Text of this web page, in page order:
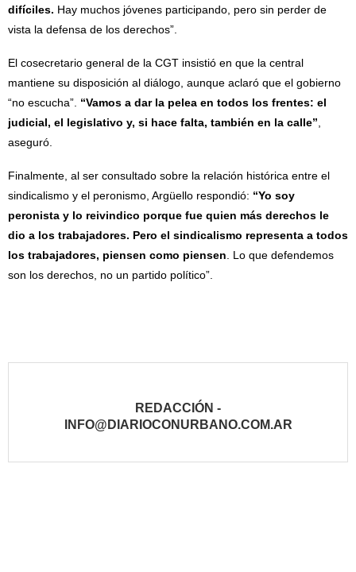
difíciles. Hay muchos jóvenes participando, pero sin perder de
vista la defensa de los derechos”.
El cosecretario general de la CGT insistió en que la central
mantiene su disposición al diálogo, aunque aclaró que el gobierno
“no escucha”. “Vamos a dar la pelea en todos los frentes: el
judicial, el legislativo y, si hace falta, también en la calle”
aseguró.
Finalmente, al ser consultado sobre la relación histórica entre el
sindicalismo y el peronismo, Argüello respondió: “Yo soy
peronista y lo reivindico porque fue quien más derechos le
dio a los trabajadores. Pero el sindicalismo representa a todos
los trabajadores, piensen como piensen . Lo que defendemos
son los derechos, no un partido político”.
REDACCIÓN -
INFO@DIARIOCONURBANO.COM.AR